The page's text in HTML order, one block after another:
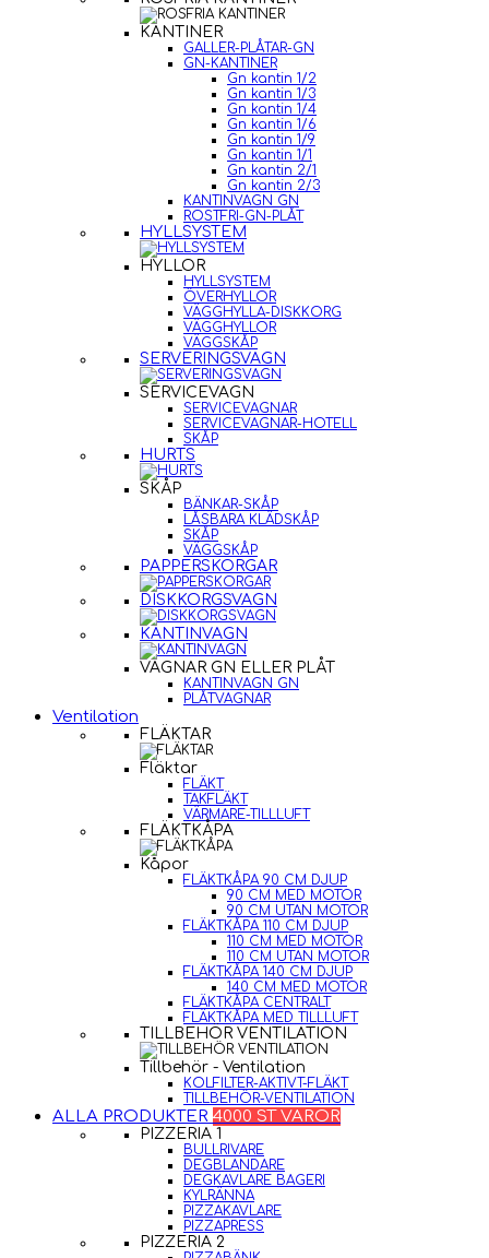
KANTINER
GALLER-PLÅTAR-GN
GN-KANTINER
Gn kantin 1/2
Gn kantin 1/3
Gn kantin 1/4
Gn kantin 1/6
Gn kantin 1/9
Gn kantin 1/1
Gn kantin 2/1
Gn kantin 2/3
KANTINVAGN GN
ROSTFRI-GN-PLÅT
HYLLSYSTEM
HYLLOR
HYLLSYSTEM
ÖVERHYLLOR
VÄGGHYLLA-DISKKORG
VÄGGHYLLOR
VÄGGSKÅP
SERVERINGSVAGN
SERVICEVAGN
SERVICEVAGNAR
SERVICEVAGNAR-HOTELL
SKÅP
HURTS
SKÅP
BÄNKAR-SKÅP
LÅSBARA KLÄDSKÅP
SKÅP
VÄGGSKÅP
PAPPERSKORGAR
DISKKORGSVAGN
KANTINVAGN
VAGNAR GN ELLER PLÅT
KANTINVAGN GN
PLÅTVAGNAR
Ventilation
FLÄKTAR
Fläktar
FLÄKT
TAKFLÄKT
VÄRMARE-TILLLUFT
FLÄKTKÅPA
Kåpor
FLÄKTKÅPA 90 CM DJUP
90 CM MED MOTOR
90 CM UTAN MOTOR
FLÄKTKÅPA 110 CM DJUP
110 CM MED MOTOR
110 CM UTAN MOTOR
FLÄKTKÅPA 140 CM DJUP
140 CM MED MOTOR
FLÄKTKÅPA CENTRALT
FLÄKTKÅPA MED TILLLUFT
TILLBEHÖR VENTILATION
Tillbehör - Ventilation
KOLFILTER-AKTIVT-FLÄKT
TILLBEHÖR-VENTILATION
ALLA PRODUKTER 4000 ST VAROR
PIZZERIA 1
BULLRIVARE
DEGBLANDARE
DEGKAVLARE BAGERI
KYLRÄNNA
PIZZAKAVLARE
PIZZAPRESS
PIZZERIA 2